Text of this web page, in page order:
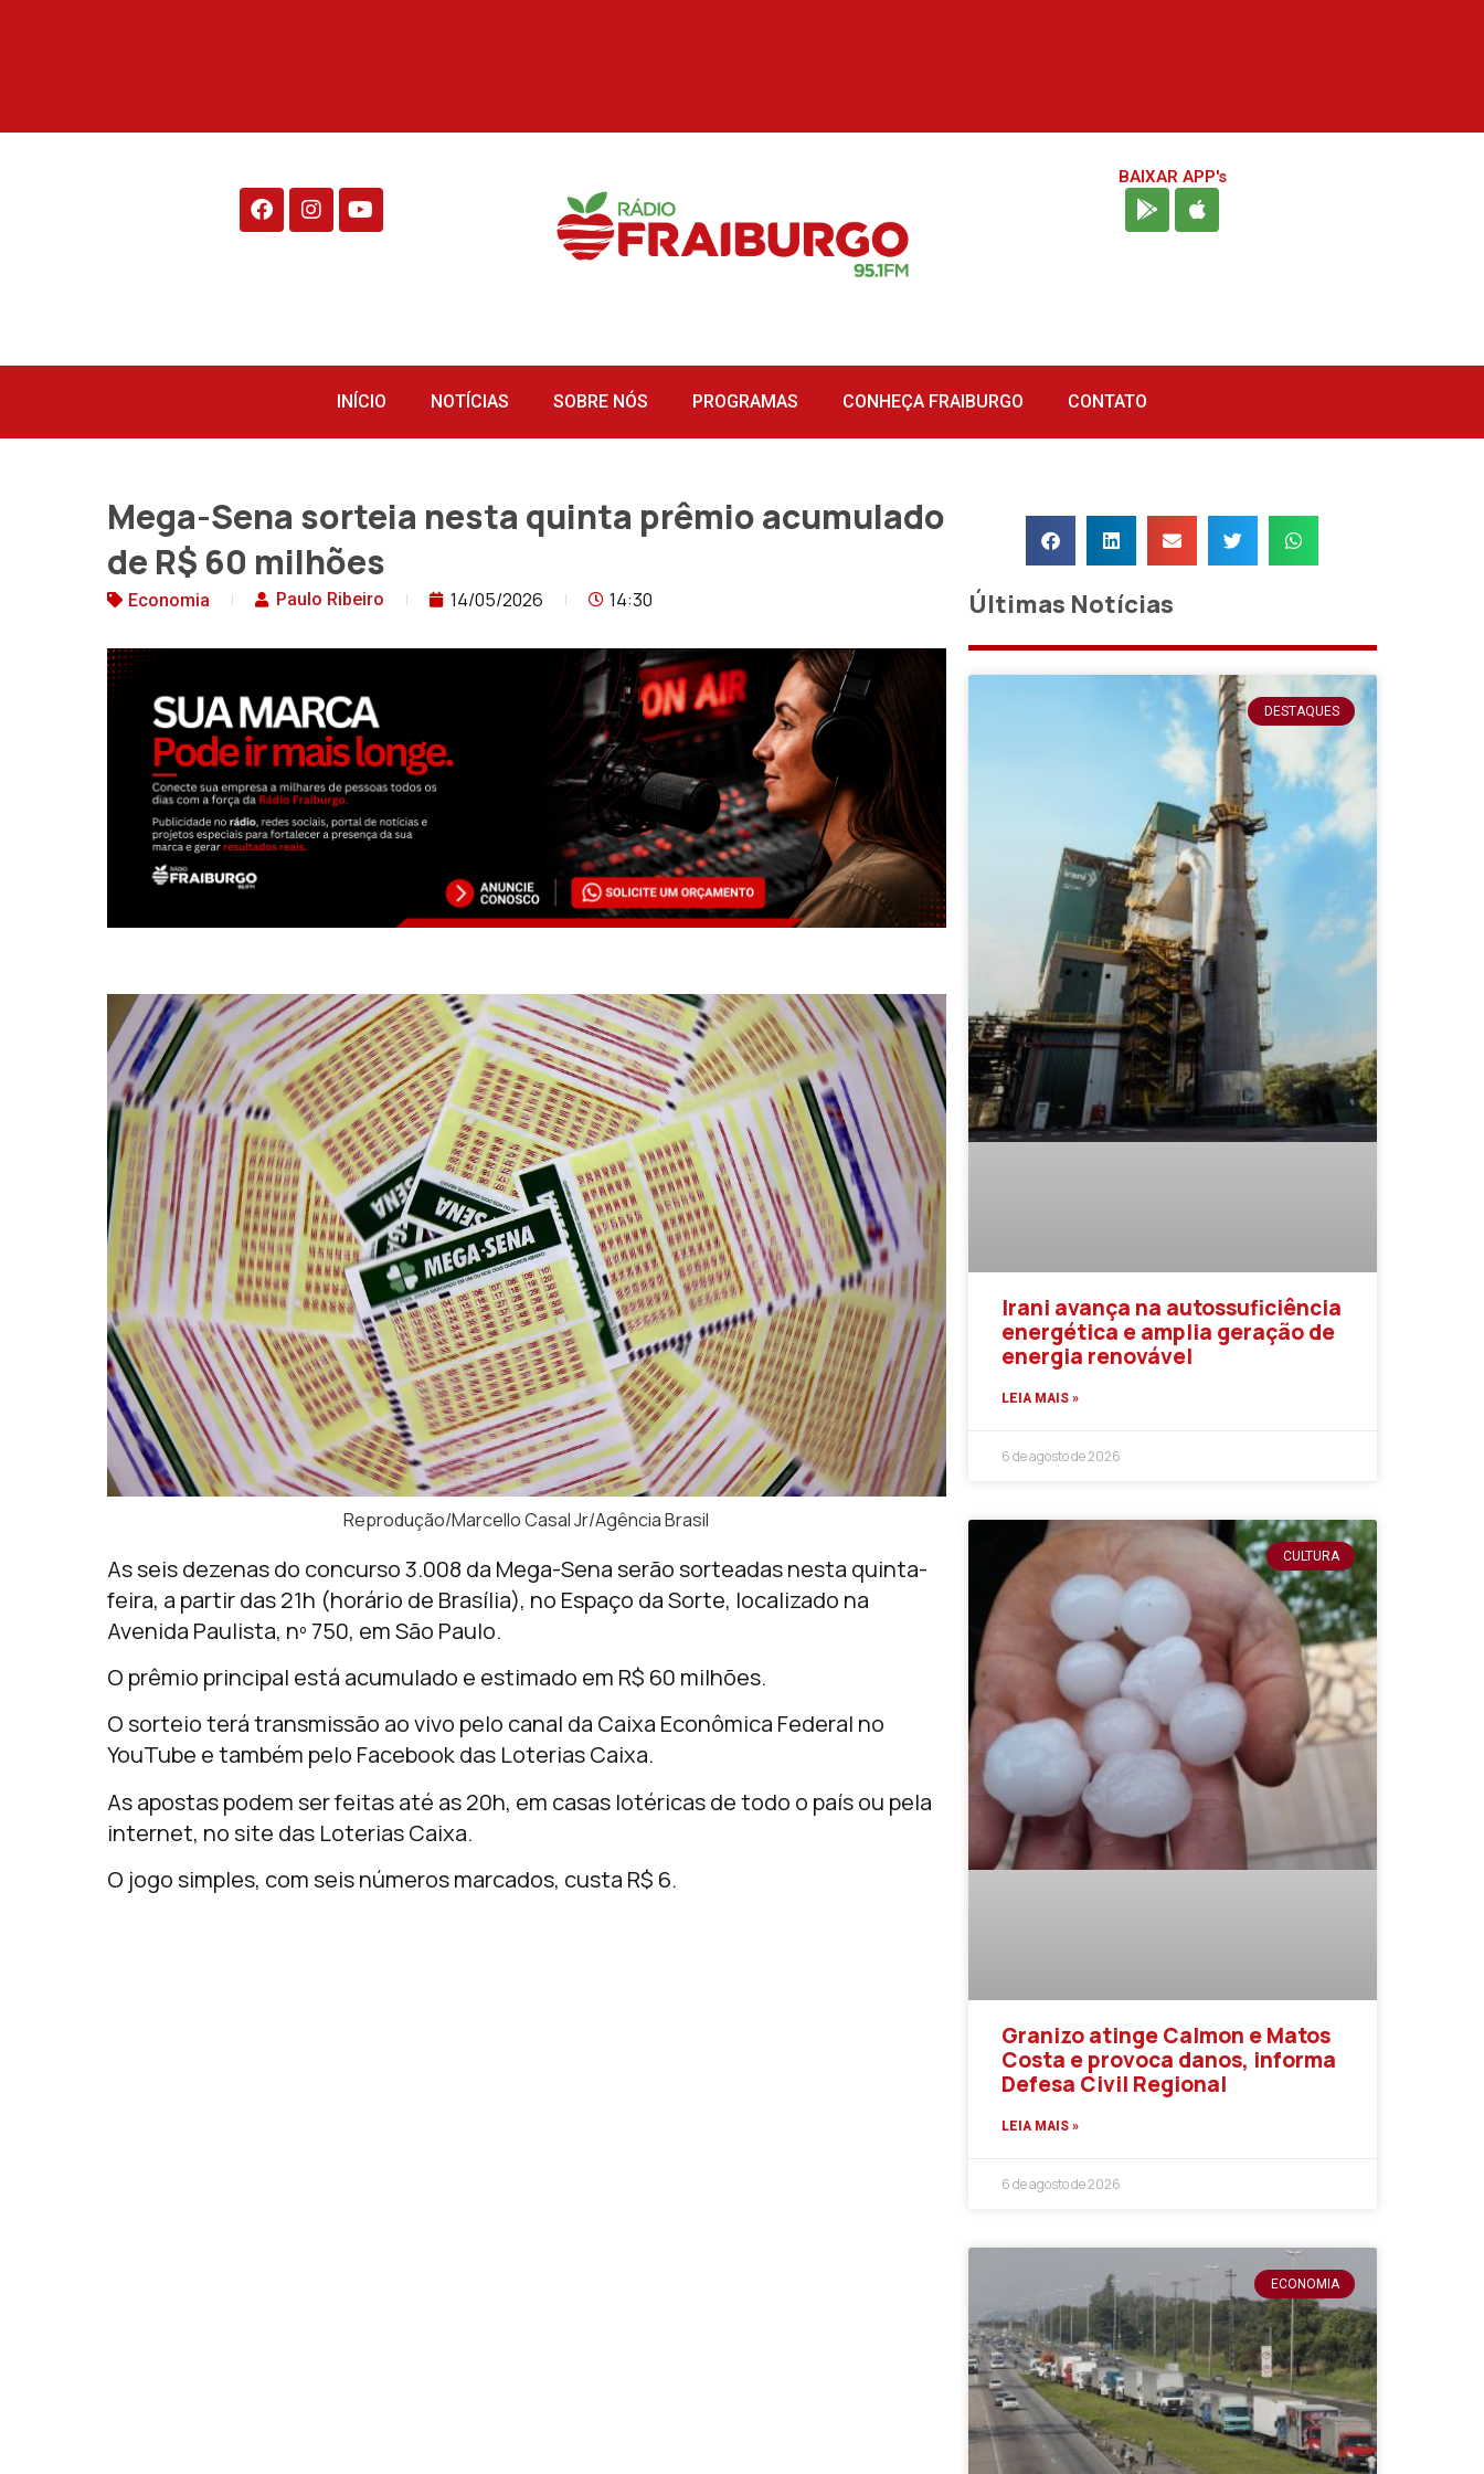
BAIXAR APP's
INÍCIO NOTÍCIAS SOBRE NÓS PROGRAMAS CONHEÇA FRAIBURGO CONTATO
Mega-Sena sorteia nesta quinta prêmio acumulado
de R$ 60 milhões
Economia Paulo Ribeiro 14/05/2026 14:30
Reprodução/Marcello Casal Jr/Agência Brasil
As seis dezenas do concurso 3.008 da Mega-Senaserão sorteadas nesta quinta-
feira, a partir das 21h (horário de Brasília), no Espaço da Sorte, localizado na
Avenida Paulista, nº 750, emSão Paulo.
O prêmio principal está acumulado e estimado em R$ 60 milhões.
O sorteio terá transmissão ao vivo pelo canal da Caixa Econômica Federal no
YouTube e também pelo Facebook das Loterias Caixa.
As apostas podem ser feitas até as 20h, em casas lotéricas de todo o país ou pela
internet, no site das Loterias Caixa.
O jogo simples, com seis números marcados, custa R$ 6.
Últimas Notícias
DESTAQUES
Irani avança na autossuficiência
energética e amplia geração de
energia renovável
LEIA MAIS »
6 de agosto de 2026
CULTURA
Granizo atinge Calmon e Matos
Costa e provoca danos, informa
Defesa Civil Regional
LEIA MAIS »
6 de agosto de 2026
ECONOMIA